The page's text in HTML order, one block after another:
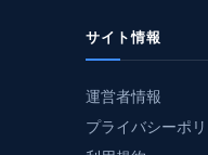
サイト情報
運営者情報
プライバシーポ